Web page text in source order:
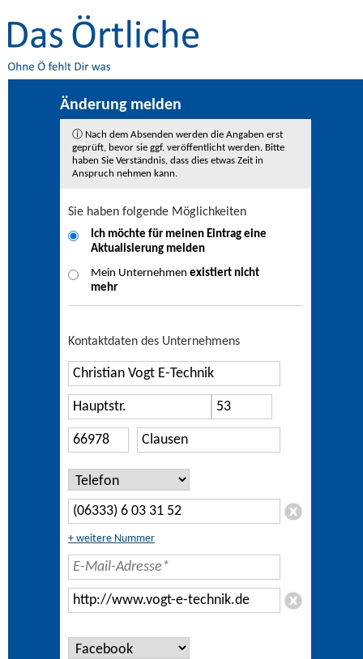
Änderung melden
ⓘ Nach dem Absenden werden die Angaben erst
geprüft, bevor sie ggf. veröffentlicht werden. Bitte
haben Sie Verständnis, dass dies etwas Zeit in
Anspruch nehmen kann.
Sie haben folgende Möglichkeiten
Ich möchte für meinen Eintrag eine
Aktualisierung melden
Mein Unternehmen existiert nicht
mehr
Kontaktdaten des Unternehmens
+ weitere Nummer